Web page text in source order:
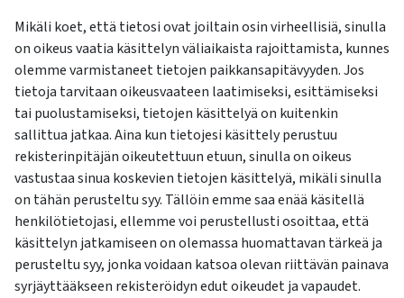
Mikäli koet, että tietosi ovat joiltain osin virheellisiä, sinulla
on oikeus vaatia käsittelyn väliaikaista rajoittamista, kunnes
olemme varmistaneet tietojen paikkansapitävyyden. Jos
tietoja tarvitaan oikeusvaateen laatimiseksi, esittämiseksi
tai puolustamiseksi, tietojen käsittelyä on kuitenkin
sallittua jatkaa. Aina kun tietojesi käsittely perustuu
rekisterinpitäjän oikeutettuun etuun, sinulla on oikeus
vastustaa sinua koskevien tietojen käsittelyä, mikäli sinulla
on tähän perusteltu syy. Tällöin emme saa enää käsitellä
henkilötietojasi, ellemme voi perustellusti osoittaa, että
käsittelyn jatkamiseen on olemassa huomattavan tärkeä ja
perusteltu syy, jonka voidaan katsoa olevan riittävän painava
syrjäyttääkseen rekisteröidyn edut oikeudet ja vapaudet.